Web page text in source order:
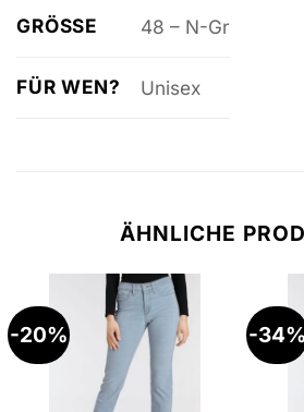
GRÖSSE 48 – N-Gr
FÜR WEN? Unisex
ÄHNLICHE
-20% -